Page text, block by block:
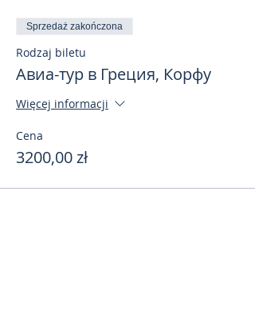
Sprzedaż zakończona
Rodzaj biletu
Авиа-тур в Греция, Корфу
Więcej informacji
Cena
3200,00 zł